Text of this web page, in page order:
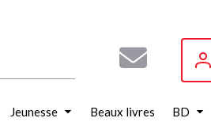
Jeunesse Beaux livres BD